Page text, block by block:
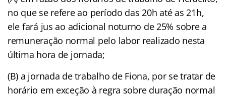
no que se refere ao período das 20h até as 21h,
ele fará jus ao adicional noturno de 25% sobre a
remuneração normal pelo labor realizado nesta
última hora de jornada;
(B) a jornada de trabalho de Fiona, por se tratar de
horário em exceção à regra sobre duração normal